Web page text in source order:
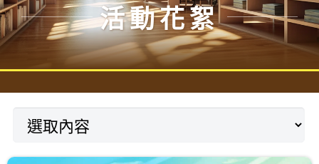
學校概覽
明才人學習藍圖
明才人成長階梯
教師專業社群
活動花絮